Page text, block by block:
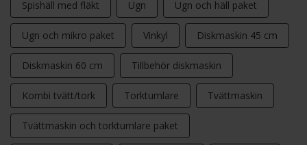
Spishäll med fläkt Ugn Ugn och häll paket
Ugn och mikro paket Vinkyl Diskmaskin 45 cm
Diskmaskin 60 cm Tillbehör diskmaskin
Kombi tvätt/tork Torktumlare Tvättmaskin
Tvättmaskin och torktumlare paket